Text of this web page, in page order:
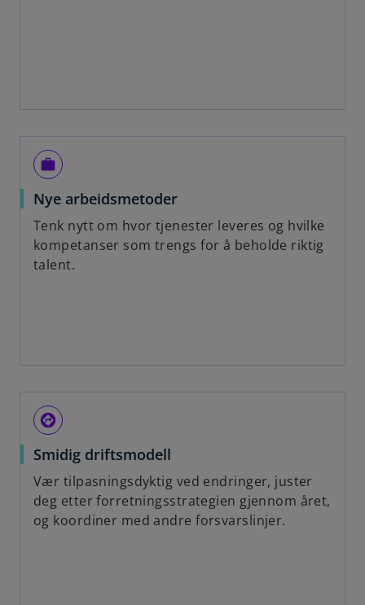
work
Nye arbeidsmetoder
Tenk nytt om hvor tjenester leveres og hvilke
kompetanser som trengs for å beholde riktig
talent.
assistant_direction
Smidig driftsmodell
Vær tilpasningsdyktig ved endringer, juster
deg etter forretningsstrategien gjennom året,
og koordiner med andre forsvarslinjer.